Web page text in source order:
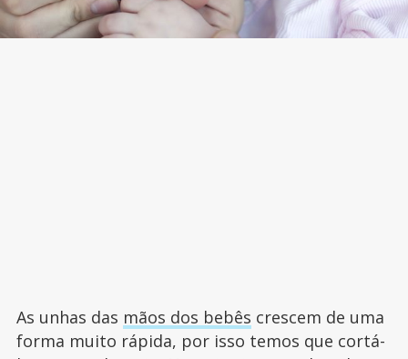
As unhas das mãos dos bebês crescem de uma
forma muito rápida, por isso temos que cortá-